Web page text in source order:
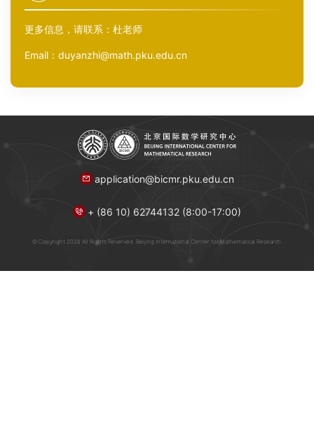
更多信息，请联系：杜老师
Email：duyanzhi@math.pku.edu.cn
application@bicmr.pku.edu.cn
+ (86 10) 62744132 (8:00-17:00)
© Copyright 2026 All Rights Reserved. Beijing International Center for Mathematical Research.